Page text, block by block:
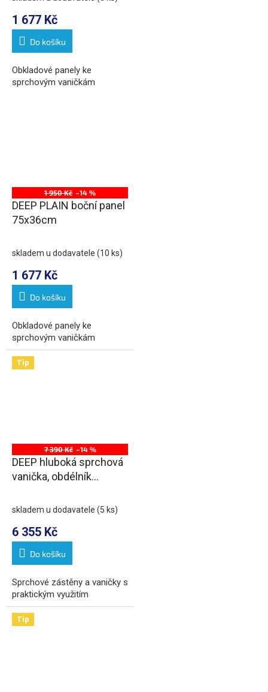
1 677 Kč
Do košíku
Obkladové panely ke
sprchovým vaničkám
1 950 Kč –14 %
DEEP PLAIN boční panel
75x36cm
skladem u dodavatele (10 ks)
1 677 Kč
Do košíku
Obkladové panely ke
sprchovým vaničkám
Tip
7 390 Kč –14 %
DEEP hluboká sprchová
vanička, obdélník
skladem u dodavatele (5 ks)
6 355 Kč
Do košíku
Sprchové zástěny a vaničky s
praktickým využitím
Tip